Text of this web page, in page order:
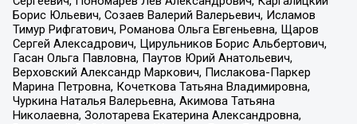
Борис Юльевич, Созаев Валерий Валерьевич, Исламов
Тимур Рифгатович, Романова Ольга Евгеньевна, Щаров
Сергей Алексадрович, Цирульников Борис Альбертович,
Гасан Ольга Павловна, Паутов Юрий Анатольевич,
Верховский Александр Маркович, Пислакова-Паркер
Марина Петровна, Кочеткова Татьяна Владимировна,
Чуркина Наталья Валерьевна, Акимова Татьяна
Николаевна, Золотарева Екатерина Александровна,